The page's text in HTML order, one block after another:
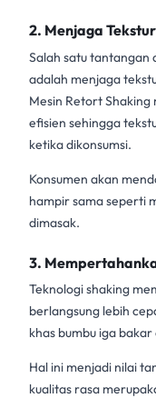
2. Menjaga
Salah satu tantangan
adalah menjaga
Mesin Retort Shaking
efisien sehingga
ketika dikonsumsi.
Konsumen akan
hampir sama seperti
dimasak.
3.
Teknologi shaking
berlangsung lebih
khas bumbu iga
Hal ini menjadi nilai
kualitas rasa